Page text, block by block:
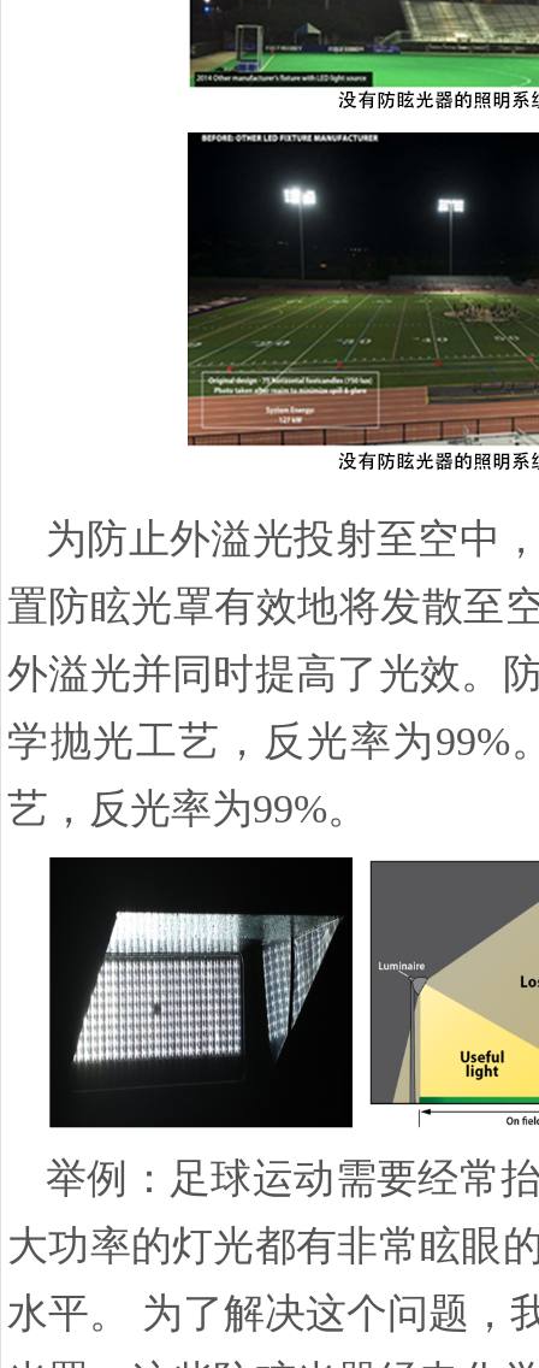
为防止外溢光投射至空中
置防眩光罩有效地将发散至
外溢光并同时提高了光效。
学抛光工艺，反光率为99%
艺，反光率为99%。
举例：足球运动需要经常
大功率的灯光都有非常眩眼
水平。
为了解决这个问题，